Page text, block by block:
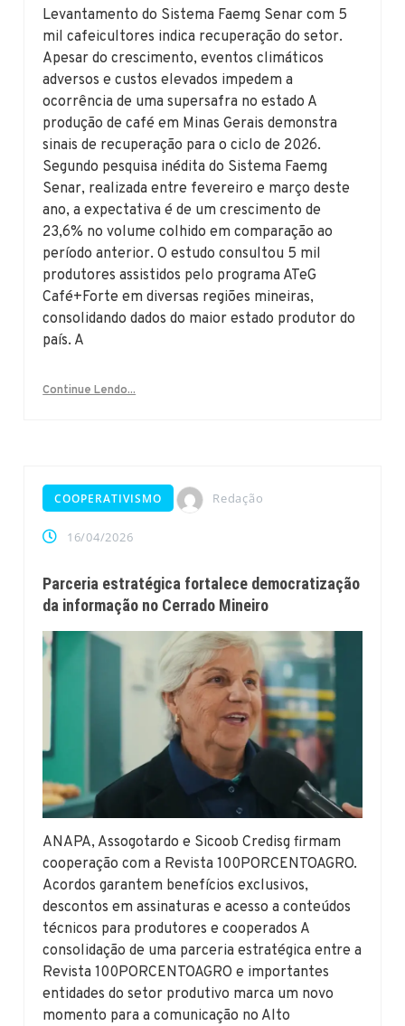
Levantamento do Sistema Faemg Senar com 5
mil cafeicultores indica recuperação do setor.
Apesar do crescimento, eventos climáticos
adversos e custos elevados impedem a
ocorrência de uma supersafra no estado A
produção de café em Minas Gerais demonstra
sinais de recuperação para o ciclo de 2026.
Segundo pesquisa inédita do Sistema Faemg
Senar, realizada entre fevereiro e março deste
ano, a expectativa é de um crescimento de
23,6% no volume colhido em comparação ao
período anterior. O estudo consultou 5 mil
produtores assistidos pelo programa ATeG
Café+Forte em diversas regiões mineiras,
consolidando dados do maior estado produtor do
país. A
Continue Lendo...
COOPERATIVISMO Redação
16/04/2026
Parceria estratégica fortalece democratização
da informação no Cerrado Mineiro
ANAPA, Assogotardo e Sicoob Credisg firmam
cooperação com a Revista 100PORCENTOAGRO.
Acordos garantem benefícios exclusivos,
descontos em assinaturas e acesso a conteúdos
técnicos para produtores e cooperados A
consolidação de uma parceria estratégica entre a
Revista 100PORCENTOAGRO e importantes
entidades do setor produtivo marca um novo
momento para a comunicação no Alto